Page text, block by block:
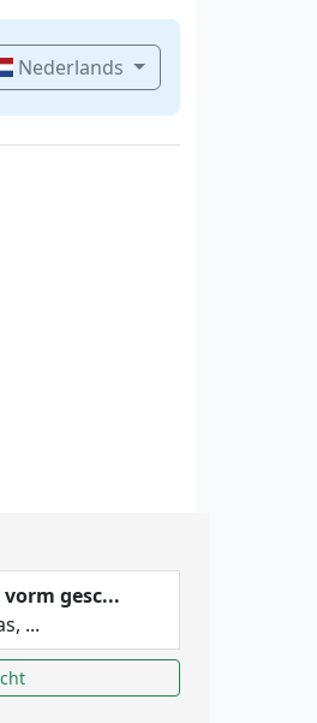
Nederlands
gesc...
...